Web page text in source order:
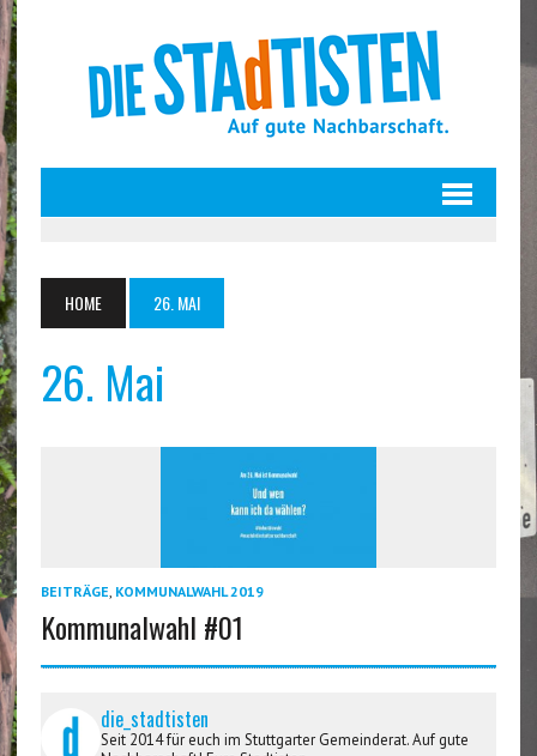
HOME 26. MAI
26. Mai
BEITRÄGE, KOMMUNALWAHL 2019
Kommunalwahl #01
die_stadtisten
Seit 2014 für euch im Stuttgarter Gemeinderat. Auf gute